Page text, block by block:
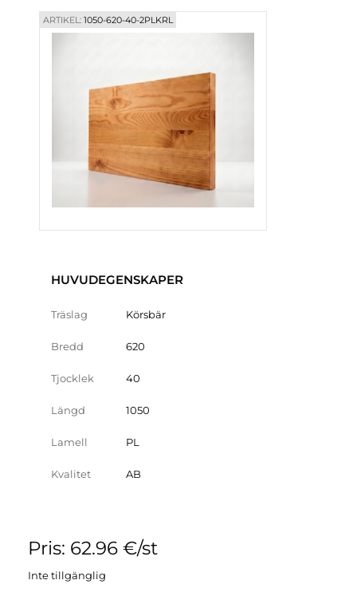
ARTIKEL:1050-620-40-2PLKRL
HUVUDEGENSKAPER
Träslag Körsbär
Bredd 620
Tjocklek 40
Längd 1050
Lamell PL
Kvalitet AB
Pris: 62.96 €/st
Inte tillgänglig